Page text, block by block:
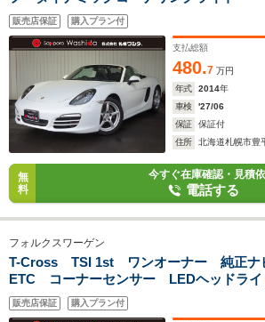
販売店保証 購入プラン付
支払総額
480.7 万円
年式
2014年
車検
'27/06
保証
保証付
住所
北海道札幌市豊
無
料
今すぐ在庫確認・見積
電話する
フォルクスワーゲン
T-Cross TSI 1st ワンオーナー 純正
ETC コーナーセンサー LEDヘッドライ
販売店保証 購入プラン付